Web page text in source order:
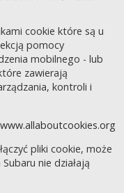
cookie które są u
pomocy
mobilnego - lub
zawierają
kontroli i
pliki cookie, może
nie działają